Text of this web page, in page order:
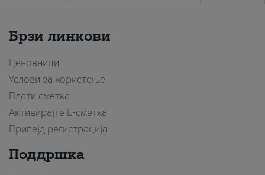
Брзи линкови
Ценовници
Услови за користење
Плати сметка
Активирајте Е-сметка
Припејд регистрација
Поддршка